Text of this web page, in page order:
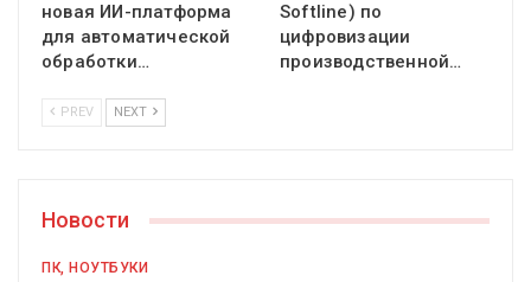
новая ИИ-платформа
для автоматической
обработки…
Softline) по
цифровизации
производственной…
PREV NEXT
Новости
ПК, НОУТБУКИ